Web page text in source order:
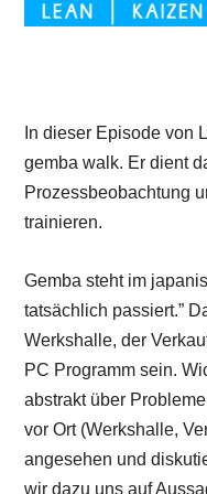
In dieser Episode von
gemba walk. Er dient
Prozessbeobachtung
trainieren.
Gemba steht im
tatsächlich passiert.”
Werkshalle, der
PC Programm sein.
abstrakt über
vor Ort (Werkshalle,
angesehen und
wir dazu uns auf